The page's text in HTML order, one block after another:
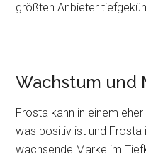
größten Anbieter
Wachstum und
Frosta kann in einem
was positiv ist und Frosta
wachsende Marke im